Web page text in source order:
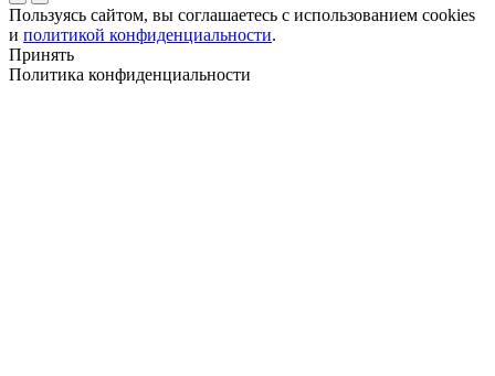
Пользуясь сайтом, вы соглашаетесь с использованием cookies
и политикой конфиденциальности.
Принять
Политика конфиденциальности